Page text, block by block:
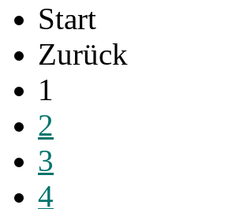
Start
Zurück
1
2
3
4